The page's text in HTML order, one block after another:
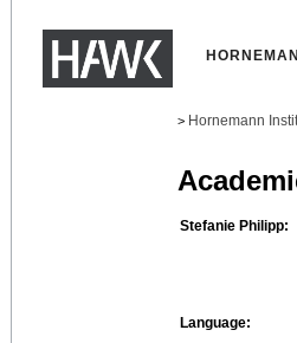
> Hornemann
Stefanie Philipp:
Language: